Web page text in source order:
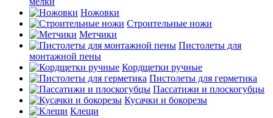
Ножовки
Строительные ножи
Метчики
Пистолеты для
монтажной пены
Кордщетки ручные
Пистолеты для герметика
Пассатижи и плоскогубцы
Кусачки и бокорезы
Клещи